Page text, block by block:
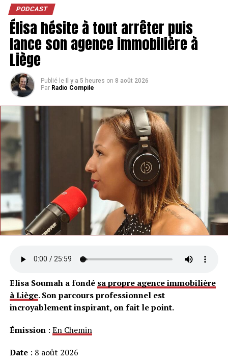
PODCAST
Élisa hésite à tout arrêter puis
lance son agence immobilière à
Liège
Publié le Il y a 5 heures on 8 août 2026
Par Radio Compile
Elisa Soumah a fondé sa propre agence immobilière
à Liège. Son parcours professionnel est
incroyablement inspirant, on fait le point.
Émission: En Chemin
Date: 8 août 2026